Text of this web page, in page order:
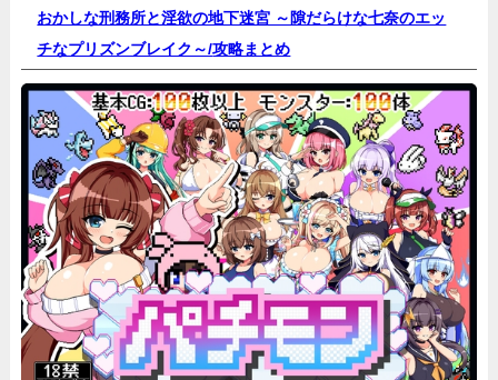
おかしな刑務所と淫欲の地下迷宮 ～隙だらけな七奈のエッ
チなプリズンブレイク～/攻略まとめ